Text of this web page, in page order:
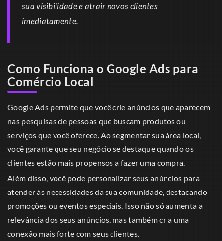
sua visibilidade e atrair novos clientes
imediatamente.
Como Funciona o Google Ads para
Comércio Local
Google Ads permite que você crie anúncios que aparecem
nas pesquisas de pessoas que buscam produtos ou
serviços que você oferece. Ao segmentar sua área local,
você garante que seu negócio se destaque quando os
clientes estão mais propensos a fazer uma compra.
Além disso, você pode personalizar seus anúncios para
atender às necessidades da sua comunidade, destacando
promoções ou eventos especiais. Isso não só aumenta a
relevância dos seus anúncios, mas também cria uma
conexão mais forte com seus clientes.